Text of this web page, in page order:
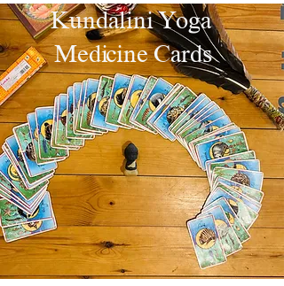
Kundalini Yoga
Medicine Cards